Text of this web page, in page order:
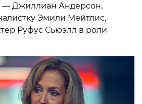
— Джиллиан Андерсон,
Эмили Мейтлис,
Руфус Сьюэлл в роли